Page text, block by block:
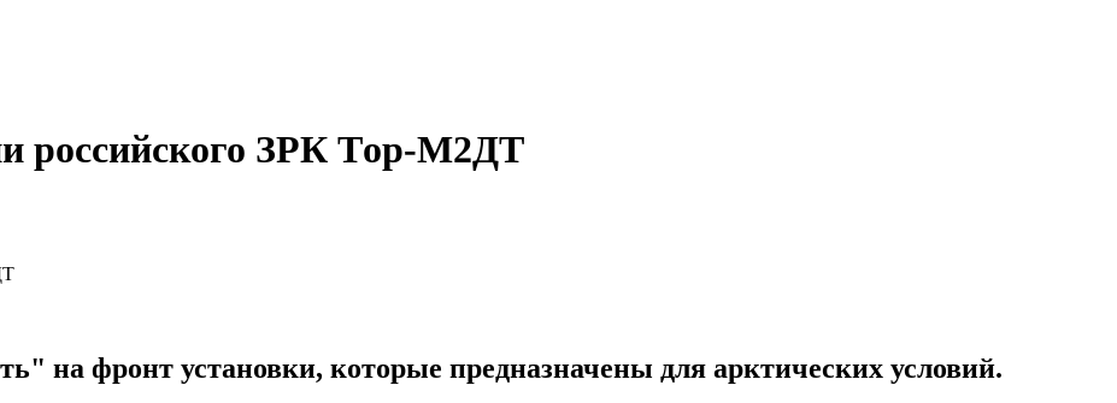
российского ЗРК Tор-М2ДТ
на фронт установки, которые предназначены для арктических условий.